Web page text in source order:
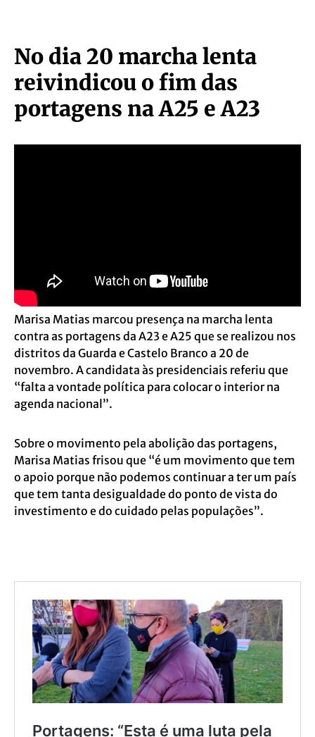
No dia 20 marcha lenta
reivindicou o fim das
portagens na A25 e A23
Marisa Matias marcou presença na marcha lenta
contra as portagens da A23 e A25 que se realizou nos
distritos da Guarda e Castelo Branco a 20 de
novembro. A candidata às presidenciais referiu que
“falta a vontade política para colocar o interior na
agenda nacional”.
Sobre o movimento pela abolição das portagens,
Marisa Matias frisou que “é um movimento que tem
o apoio porque não podemos continuar a ter um país
que tem tanta desigualdade do ponto de vista do
investimento e do cuidado pelas populações”.